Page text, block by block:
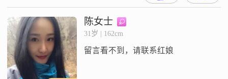
陈女士
31岁 | 162cm
留言看不到，请联系红娘